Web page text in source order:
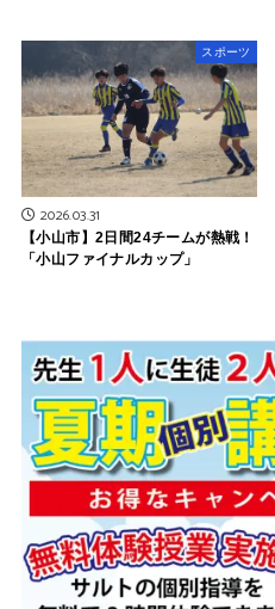
スポーツ
2026.03.31
【小山市】2日間24チームが熱戦！
「小山ファイナルカップ」